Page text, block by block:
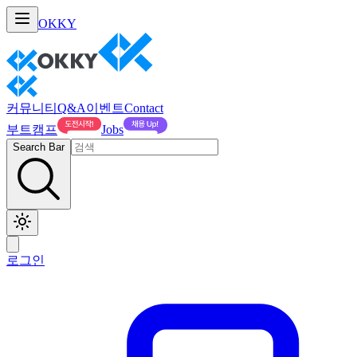
OKKY
커뮤니티 Q&A이벤트Contact
부트캠프
Jobs
Search Bar
로그인